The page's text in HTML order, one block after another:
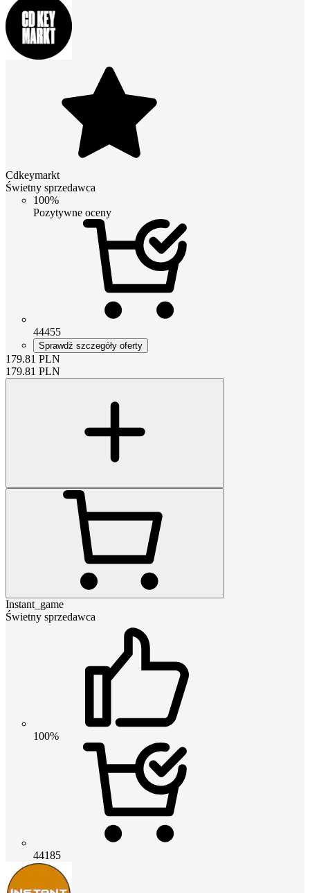
Cdkeymarkt
Świetny sprzedawca
100%
Pozytywne oceny
44455
Sprawdź szczegóły oferty
179.81 PLN
179.81 PLN
Instant_game
Świetny sprzedawca
100%
44185